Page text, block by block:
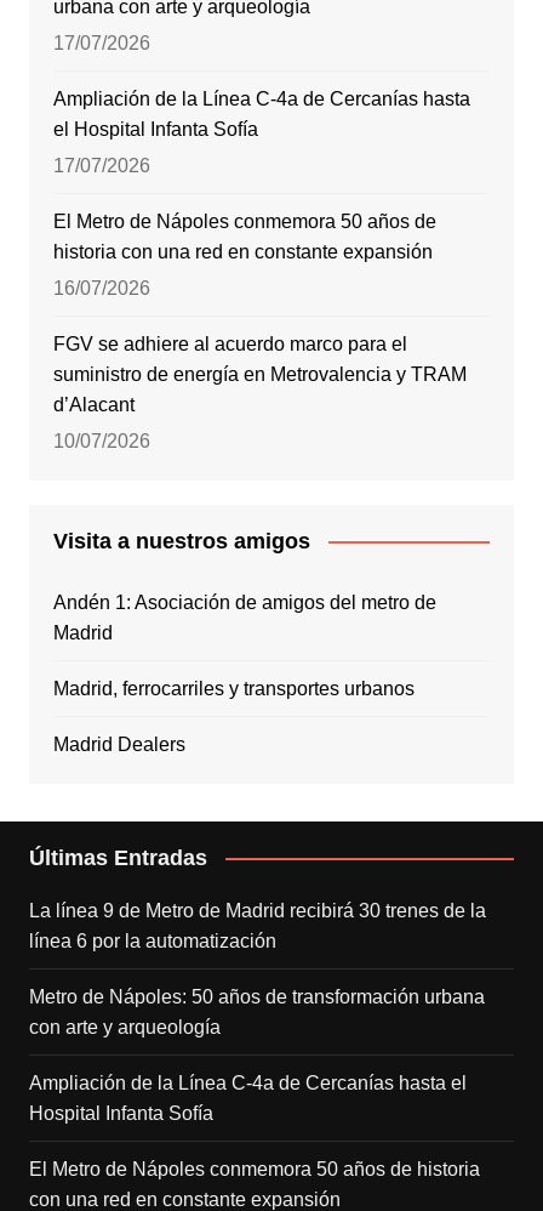
urbana con arte y arqueología
17/07/2026
Ampliación de la Línea C-4a de Cercanías hasta
el Hospital Infanta Sofía
17/07/2026
El Metro de Nápoles conmemora 50 años de
historia con una red en constante expansión
16/07/2026
FGV se adhiere al acuerdo marco para el
suministro de energía en Metrovalencia y TRAM
d’Alacant
10/07/2026
Visita a nuestros amigos
Andén 1: Asociación de amigos del metro de
Madrid
Madrid, ferrocarriles y transportes urbanos
Madrid Dealers
Últimas Entradas
La línea 9 de Metro de Madrid recibirá 30 trenes de la
línea 6 por la automatización
Metro de Nápoles: 50 años de transformación urbana
con arte y arqueología
Ampliación de la Línea C-4a de Cercanías hasta el
Hospital Infanta Sofía
El Metro de Nápoles conmemora 50 años de historia
con una red en constante expansión